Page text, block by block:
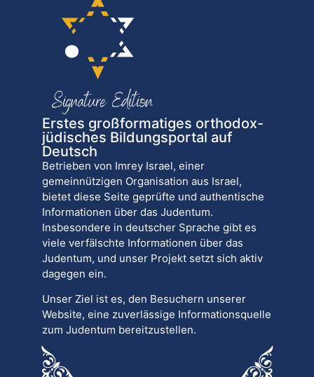
Erstes großformatiges orthodox-
jüdisches Bildungsportal auf
Deutsch
Betrieben von Imrey Israel, einer
gemeinnützigen Organisation aus Israel,
bietet diese Seite geprüfte und authentische
Informationen über das Judentum.
Insbesondere in deutscher Sprache gibt es
viele verfälschte Informationen über das
Judentum, und unser Projekt setzt sich aktiv
dagegen ein.
Unser Ziel ist es, den Besuchern unserer
Website, eine zuverlässige Informationsquelle
zum Judentum bereitzustellen.